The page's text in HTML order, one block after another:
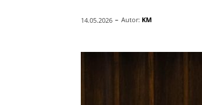
14.05.2026 - Autor: KM